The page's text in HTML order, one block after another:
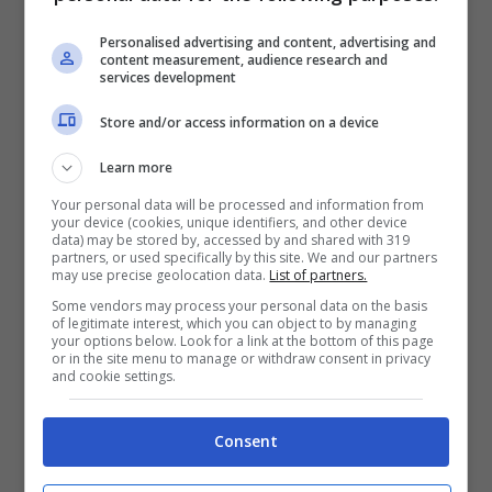
hanno innovato, tra cui il golf, e a proposito,
noi abbiamo fatto più di molti altri. Come ha
appena detto Nantz, è difficile fare
innovazione nel golf e Thomas vede qui
un’occasione”.
Alla CBS Sports ritengono
entusiasmante l’iniziativa di
Justin Thomas
Sono discutibili i numeri del golf in tv dopo
Personalised advertising and content, advertising and
content measurement, audience research and
services development
Store and/or access information on a device
Learn more
Your personal data will be processed and information from
your device (cookies, unique identifiers, and other device
data) may be stored by, accessed by and shared with 319
partners, or used specifically by this site. We and our partners
may use precise geolocation data. List of partners.
Some vendors may process your personal data on the basis
of legitimate interest, which you can object to by managing
your options below. Look for a link at the bottom of this page
or in the site menu to manage or withdraw consent in privacy
and cookie settings.
Consent